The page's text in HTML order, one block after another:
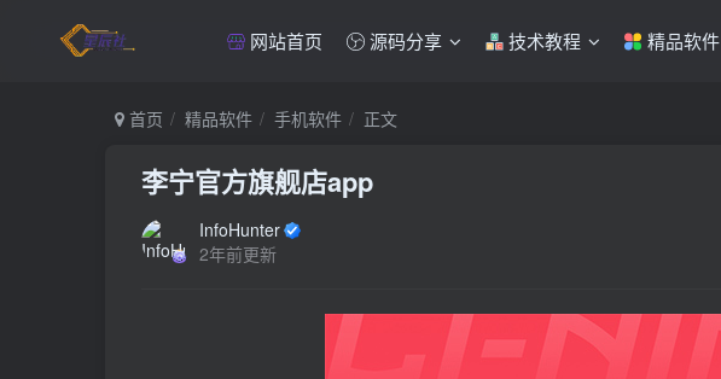
网站首页 源码分享 技术教程 精品软件
首页 精品软件 手机软件 正文
李宁官方旗舰店app
InfoHunter
2年前更新